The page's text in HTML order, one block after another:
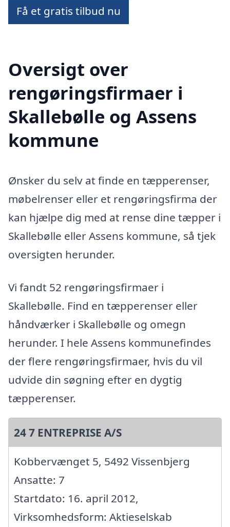
Få et gratis tilbud nu
Oversigt over
rengøringsfirmaer i
Skallebølle og Assens
kommune
Ønsker du selv at finde en tæpperenser,
møbelrenser eller et rengøringsfirma der
kan hjælpe dig med at rense dine tæpper i
Skallebølle eller Assens kommune, så tjek
oversigten herunder.
Vi fandt 52 rengøringsfirmaer i
Skallebølle. Find en tæpperenser eller
håndværker i Skallebølle og omegn
herunder. I hele Assens kommunefindes
der flere rengøringsfirmaer, hvis du vil
udvide din søgning efter en dygtig
tæpperenser.
24 7 ENTREPRISE A/S
Kobbervænget 5, 5492 Vissenbjerg
Ansatte: 7
Startdato: 16. april 2012,
Virksomhedsform: Aktieselskab